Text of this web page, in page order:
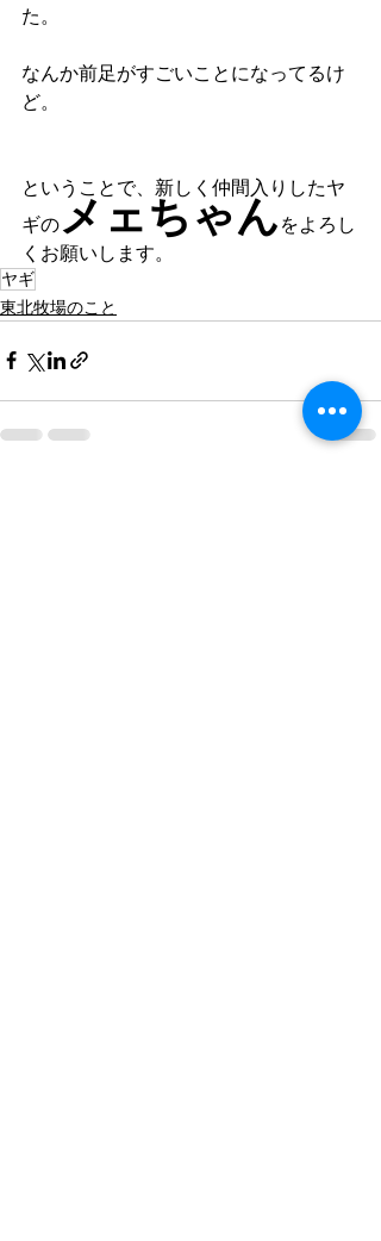
た。
なんか前足がすごいことになってるけ
ど。
ということで、新しく仲間入りしたヤ
ギのメェちゃん をよろし
くお願いします。
ヤギ
東北牧場のこと